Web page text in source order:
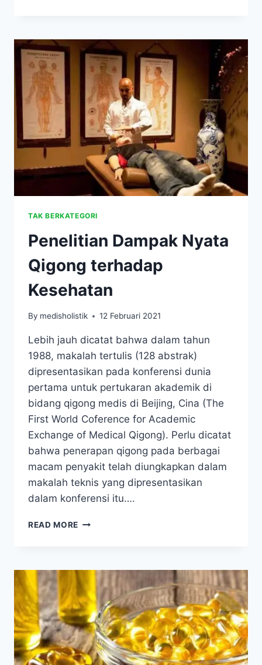
PENGOBATAN
LEUKEMIA
TAK BERKATEGORI
Penelitian Dampak Nyata
Qigong terhadap
Kesehatan
By medisholistik 12 Februari 2021
Lebih jauh dicatat bahwa dalam tahun
1988, makalah tertulis (128 abstrak)
dipresentasikan pada konferensi dunia
pertama untuk pertukaran akademik di
bidang qigong medis di Beijing, Cina (The
First World Coference for Academic
Exchange of Medical Qigong). Perlu dicatat
bahwa penerapan qigong pada berbagai
macam penyakit telah diungkapkan dalam
makalah teknis yang dipresentasikan
dalam konferensi itu….
READ MORE PENELITIAN
TERHADAP
KESEHATAN